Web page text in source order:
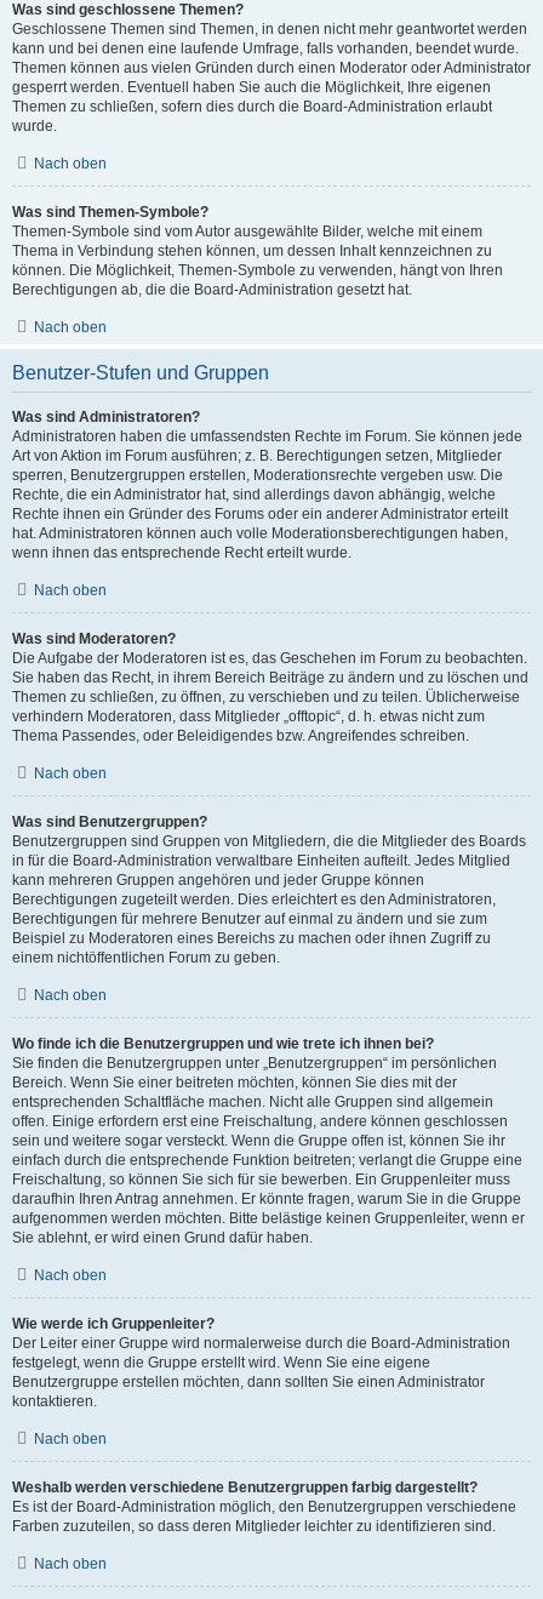
Was sind geschlossene Themen?
Geschlossene Themen sind Themen, in denen nicht mehr geantwortet werden
kann und bei denen eine laufende Umfrage, falls vorhanden, beendet wurde.
Themen können aus vielen Gründen durch einen Moderator oder Administrator
gesperrt werden. Eventuell haben Sie auch die Möglichkeit, Ihre eigenen
Themen zu schließen, sofern dies durch die Board-Administration erlaubt
wurde.
Nach oben
Was sind Themen-Symbole?
Themen-Symbole sind vom Autor ausgewählte Bilder, welche mit einem
Thema in Verbindung stehen können, um dessen Inhalt kennzeichnen zu
können. Die Möglichkeit, Themen-Symbole zu verwenden, hängt von Ihren
Berechtigungen ab, die die Board-Administration gesetzt hat.
Nach oben
Benutzer-Stufen und Gruppen
Was sind Administratoren?
Administratoren haben die umfassendsten Rechte im Forum. Sie können jede
Art von Aktion im Forum ausführen; z. B. Berechtigungen setzen, Mitglieder
sperren, Benutzergruppen erstellen, Moderationsrechte vergeben usw. Die
Rechte, die ein Administrator hat, sind allerdings davon abhängig, welche
Rechte ihnen ein Gründer des Forums oder ein anderer Administrator erteilt
hat. Administratoren können auch volle Moderationsberechtigungen haben,
wenn ihnen das entsprechende Recht erteilt wurde.
Nach oben
Was sind Moderatoren?
Die Aufgabe der Moderatoren ist es, das Geschehen im Forum zu beobachten.
Sie haben das Recht, in ihrem Bereich Beiträge zu ändern und zu löschen und
Themen zu schließen, zu öffnen, zu verschieben und zu teilen. Üblicherweise
verhindern Moderatoren, dass Mitglieder „offtopic“, d. h. etwas nicht zum
Thema Passendes, oder Beleidigendes bzw. Angreifendes schreiben.
Nach oben
Was sind Benutzergruppen?
Benutzergruppen sind Gruppen von Mitgliedern, die die Mitglieder des Boards
in für die Board-Administration verwaltbare Einheiten aufteilt. Jedes Mitglied
kann mehreren Gruppen angehören und jeder Gruppe können
Berechtigungen zugeteilt werden. Dies erleichtert es den Administratoren,
Berechtigungen für mehrere Benutzer auf einmal zu ändern und sie zum
Beispiel zu Moderatoren eines Bereichs zu machen oder ihnen Zugriff zu
einem nichtöffentlichen Forum zu geben.
Nach oben
Wo finde ich die Benutzergruppen und wie trete ich ihnen bei?
Sie finden die Benutzergruppen unter „Benutzergruppen“ im persönlichen
Bereich. Wenn Sie einer beitreten möchten, können Sie dies mit der
entsprechenden Schaltfläche machen. Nicht alle Gruppen sind allgemein
offen. Einige erfordern erst eine Freischaltung, andere können geschlossen
sein und weitere sogar versteckt. Wenn die Gruppe offen ist, können Sie ihr
einfach durch die entsprechende Funktion beitreten; verlangt die Gruppe eine
Freischaltung, so können Sie sich für sie bewerben. Ein Gruppenleiter muss
daraufhin Ihren Antrag annehmen. Er könnte fragen, warum Sie in die Gruppe
aufgenommen werden möchten. Bitte belästige keinen Gruppenleiter, wenn er
Sie ablehnt, er wird einen Grund dafür haben.
Nach oben
Wie werde ich Gruppenleiter?
Der Leiter einer Gruppe wird normalerweise durch die Board-Administration
festgelegt, wenn die Gruppe erstellt wird. Wenn Sie eine eigene
Benutzergruppe erstellen möchten, dann sollten Sie einen Administrator
kontaktieren.
Nach oben
Weshalb werden verschiedene Benutzergruppen farbig dargestellt?
Es ist der Board-Administration möglich, den Benutzergruppen verschiedene
Farben zuzuteilen, so dass deren Mitglieder leichter zu identifizieren sind.
Nach oben